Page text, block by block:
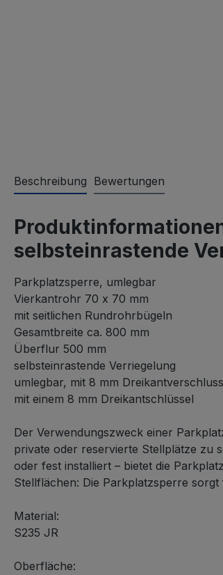
Beschreibung Bewertungen
selbsteinrastende
Parkplatzsperre, umlegbar
Vierkantrohr 70 x 70 mm
mit seitlichen Rundrohrbügeln
Gesamtbreite ca. 800 mm
Überflur 500 mm
selbsteinrastende Verriegelung
umlegbar, mit 8 mm Dreikantverschluss
mit einem 8 mm Dreikantschlüssel
Der Verwendungszweck einer
private oder reservierte Stellplätze zu
oder fest installiert – bietet die
Stellflächen: Die Parkplatzsperre
Material:
S235 JR
Oberfläche: